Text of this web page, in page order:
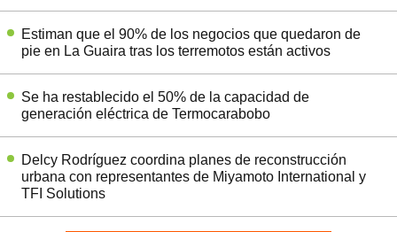
Estiman que el 90% de los negocios que quedaron de
pie en La Guaira tras los terremotos están activos
Se ha restablecido el 50% de la capacidad de
generación eléctrica de Termocarabobo
Delcy Rodríguez coordina planes de reconstrucción
urbana con representantes de Miyamoto International y
TFI Solutions